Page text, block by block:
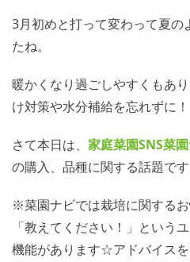
3月初めと打って変わって夏の
たね。
暖かくなり過ごしやすくもあ
け対策や水分補給を忘れずに！
さて本日は、 家庭菜園SNS菜
の購入、品種に関する話題です
※菜園ナビでは栽培に関するお
「教えてください！」という
機能があります☆アドバイス